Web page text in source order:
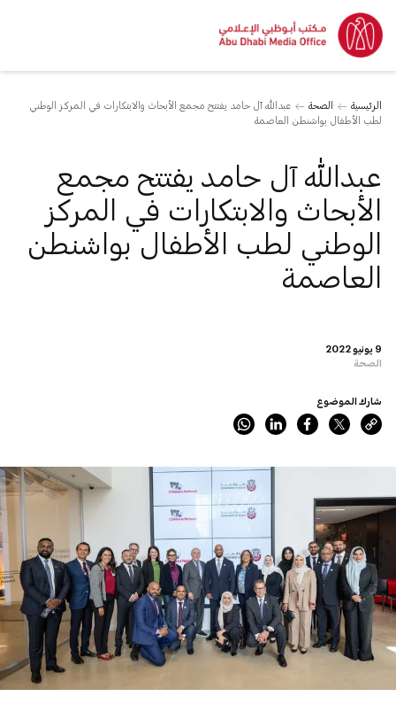
الرئيسية الصحة
عبدالله آل حامد يفتتح مجمع الأبحاث والابتكارات في المركز الوطني
لطب الأطفال بواشنطن العاصمة
9 يونيو 2022
الصحة
عبدالله آل حامد يفتتح مجمع
الأبحاث والابتكارات في المركز
الوطني لطب الأطفال بواشنطن
العاصمة
شارك الموضوع